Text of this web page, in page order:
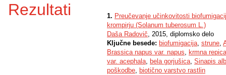
Rezultati 1. Preučevanje učinkovitosti
krompirju (Solanum tuberosum L.)
Daša Radovič, 2015, diplomsko delo
Ključne besede: biofumigacija, strune,
Brassica napus var. napus, krmna repica
var. acephala, bela gorjušica, Sinapis
poškodbe, biotično varstvo rastlin